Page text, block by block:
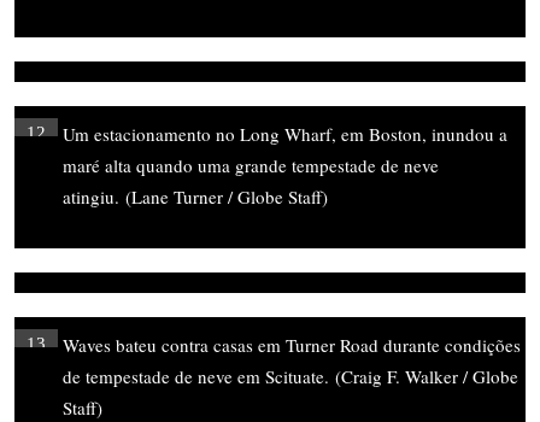
12
Um estacionamento no Long Wharf, em Boston, inundou a
maré alta quando uma grande tempestade de neve
atingiu. (Lane Turner / Globe Staff)
13
Waves bateu contra casas em Turner Road durante condições
de tempestade de neve em Scituate. (Craig F. Walker / Globe
Staff)